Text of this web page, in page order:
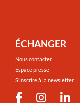
ÉCHANGER
Nous contacter
Espace presse
S’inscrire à la newsletter